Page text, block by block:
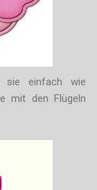
sie einfach wie
mit den Flügeln